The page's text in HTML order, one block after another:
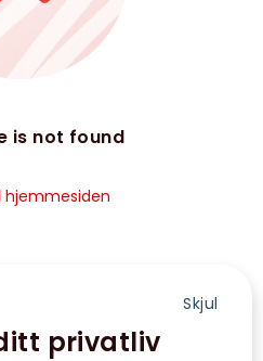
Skjul
privatliv
is not found
hjemmesiden